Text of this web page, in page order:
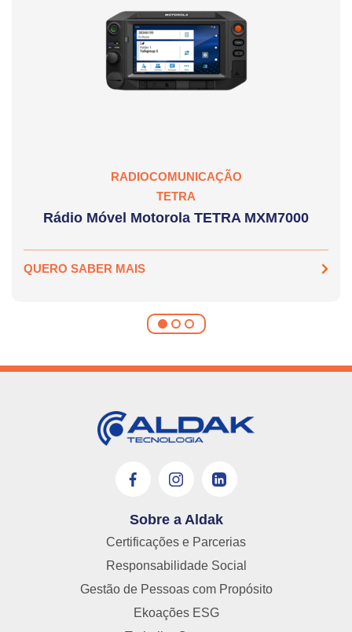
RADIOCOMUNICAÇÃO
TETRA
Rádio Móvel Motorola TETRA MXM7000
QUERO SABER MAIS
Sobre a Aldak
Certificações e Parcerias
Responsabilidade Social
Gestão de Pessoas com Propósito
Ekoações ESG